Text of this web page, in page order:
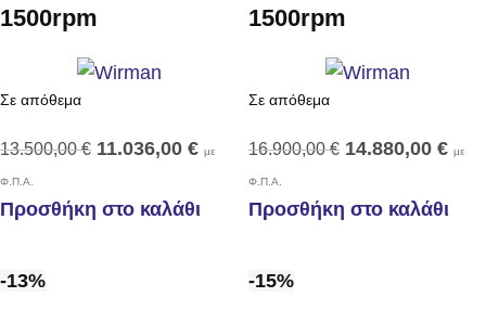
1500rpm
Σε απόθεμα
13.500,00€ 11.036,00 € με
Φ.Π.Α.
Προσθήκη στο καλάθι
1500rpm
Σε απόθεμα
16.900,00€ 14.880,00 € με
Φ.Π.Α.
Προσθήκη στο καλάθι
-13% -15%